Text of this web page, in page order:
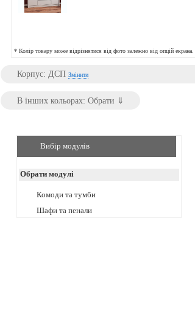
* Колір товару може відрізнятися від фото залежно від опцій екрана.
Корпус: ДСП Змінити
Вибір модулів
Обрати модулі
Комоди та тумби
Шафи та пенали